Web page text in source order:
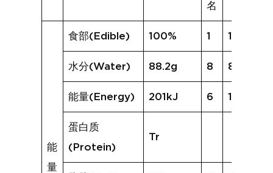
名
能
量
食部(Edible) 100% 1 100%
水分(Water) 88.2g 8 88.7g
能量(Energy) 201kJ 6 194kJ
蛋白质
(Protein)
Tr